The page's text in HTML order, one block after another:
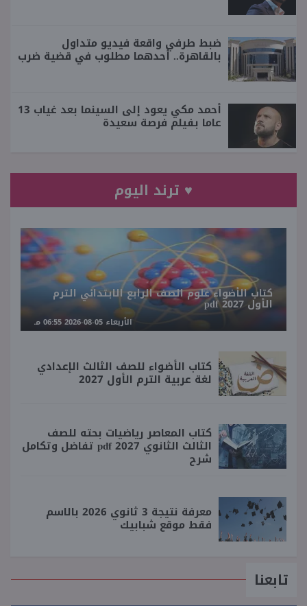
ضبط طرفي واقعة فيديو متداول
بالقاهرة.. أحدهما مطلوب في قضية ضرب
أحمد مكي يعود إلى السينما بعد غياب 13
عاما بفيلم فرصة سعيدة
♥ ترند اليوم
كتاب الأضواء علوم الصف الرابع الابتدائي الترم
الأول 2027 pdf
الأربعاء 05-08-2026 06:55 مـ
كتاب الأضواء للصف الثالث الإعدادي
لغة عربية الترم الأول 2027
كتاب المعاصر رياضيات بحته للصف
الثالث الثانوي 2027 pdf تفاضل وتكامل
شرح
معرفة نتيجة 3 ثانوي 2026 بالاسم
فقط موقع شبابيك
تابعنا